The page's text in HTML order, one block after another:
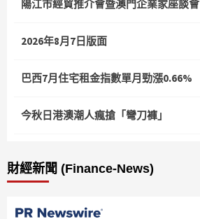
陽江市經貿推介會暨澳門企業家座談會
2026年8月7日版面
巴西7月住宅租金指數單月勁漲0.66%
今秋日港澳潮人瘋搶「彎刀褲」
財經新聞 (Finance-News)